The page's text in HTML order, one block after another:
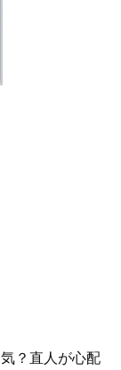
？直人が心配